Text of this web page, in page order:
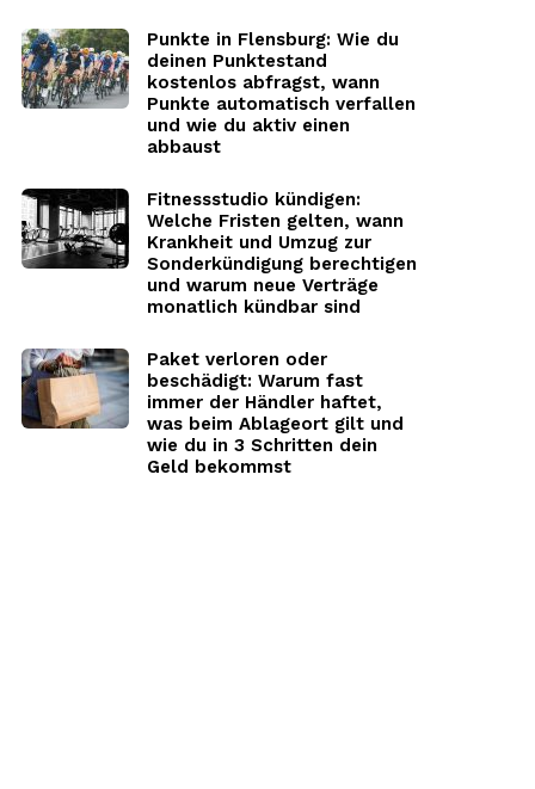
Punkte in Flensburg: Wie du
deinen Punktestand
kostenlos abfragst, wann
Punkte automatisch verfallen
und wie du aktiv einen
abbaust
Fitnessstudio kündigen:
Welche Fristen gelten, wann
Krankheit und Umzug zur
Sonderkündigung berechtigen
und warum neue Verträge
monatlich kündbar sind
Paket verloren oder
beschädigt: Warum fast
immer der Händler haftet,
was beim Ablageort gilt und
wie du in 3 Schritten dein
Geld bekommst